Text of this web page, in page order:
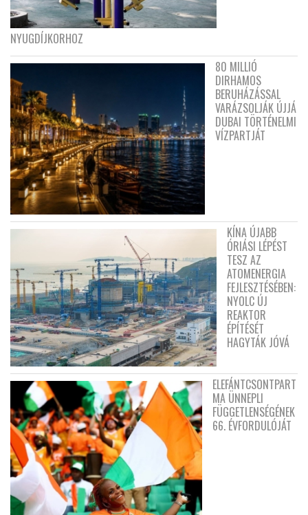
NYUGDÍJKORHOZ
80 MILLIÓ
DIRHAMOS
BERUHÁZÁSSAL
VARÁZSOLJÁK ÚJJÁ
DUBAI TÖRTÉNELMI
VÍZPARTJÁT
KÍNA ÚJABB
ÓRIÁSI LÉPÉST
TESZ AZ
ATOMENERGIA
FEJLESZTÉSÉBEN:
NYOLC ÚJ
REAKTOR
ÉPÍTÉSÉT
HAGYTÁK JÓVÁ
ELEFÁNTCSONTPART
MA ÜNNEPLI
FÜGGETLENSÉGÉNEK
66. ÉVFORDULÓJÁT